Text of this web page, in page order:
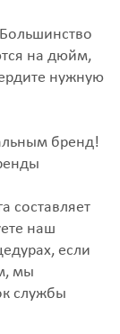
на дюйм,
нужную
бренд!
составляет
наш
если
мы
службы